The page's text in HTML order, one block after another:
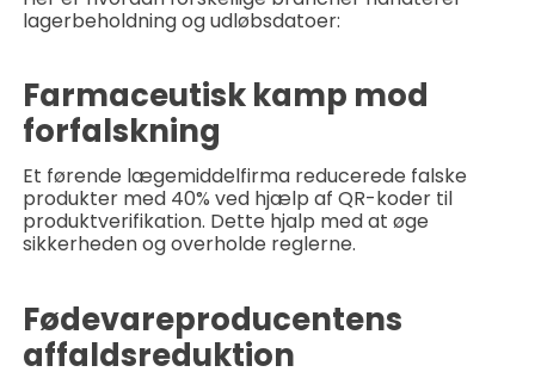
lagerbeholdning og udløbsdatoer:
Farmaceutisk kamp mod
forfalskning
Et førende lægemiddelfirma reducerede falske
produkter med 40% ved hjælp af QR-koder til
produktverifikation. Dette hjalp med at øge
sikkerheden og overholde reglerne.
Fødevareproducentens
affaldsreduktion